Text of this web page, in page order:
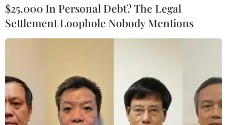
Con người không phải là yếu tố duy nhất
gây biến đổi khí hậu
$25,000 In Personal Debt? The Legal
Settlement Loophole Nobody Mentions